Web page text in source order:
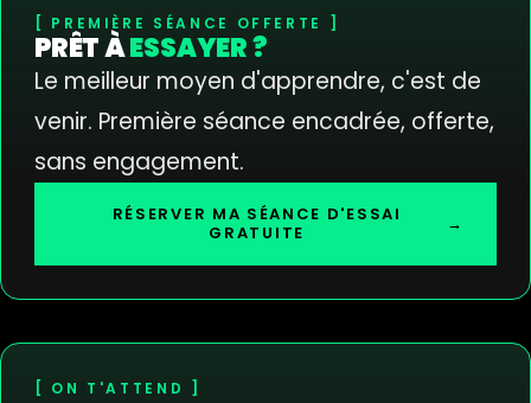
PREMIÈRE SÉANCE OFFERTE
PRÊT ÀESSAYER ?
Le meilleur moyen d'apprendre, c'est de
venir. Première séance encadrée, offerte,
sans engagement.
RÉSERVER MA SÉANCE D'ESSAI
GRATUITE
→
ON T'ATTEND